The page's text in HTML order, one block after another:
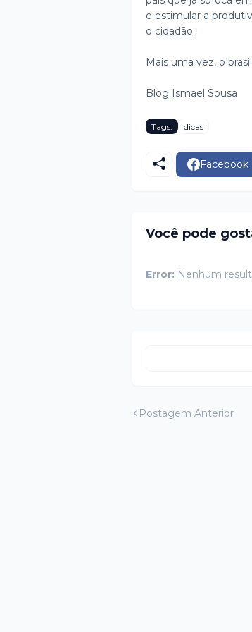
e estimular a
o cidadão.
Mais uma vez, o
Blog Ismael Sousa
Tags: dicas
Facebook
Você pode
Error: Nenhum
Postagem Anterior